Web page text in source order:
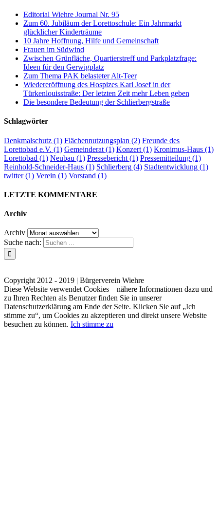
Editorial Wiehre Journal Nr. 95
Zum 60. Jubiläum der Lorettoschule: Ein Jahrmarkt
glücklicher Kinderträume
10 Jahre Hoffnung, Hilfe und Gemeinschaft
Frauen im Südwind
Zwischen Grünfläche, Quartierstreff und Parkplatzfrage:
Ideen für den Gerwigplatz
Zum Thema PAK belasteter Alt-Teer
Wiedereröffnung des Hospizes Karl Josef in der
Türkenlouisstraße: Der letzten Zeit mehr Leben geben
Die besondere Bedeutung der Schlierbergstraße
Schlagwörter
Denkmalschutz (1) Flächennutzungsplan (2) Freunde des
Lorettobad e.V. (1) Gemeinderat (1) Konzert (1) Kronimus-Haus (1)
Lorettobad (1) Neubau (1) Pressebericht (1) Pressemitteilung (1)
Reinhold-Schneider-Haus (1) Schlierberg (4) Stadtentwicklung (1)
twitter(1) Verein (1) Vorstand (1)
LETZTE KOMMENTARE
Archiv
Archiv
Suche nach:
Copyright 2012 - 2019 | Bürgerverein Wiehre
Diese Website verwendet Cookies – nähere Informationen dazu und
zu Ihren Rechten als Benutzer finden Sie in unserer
Datenschutzerklärung am Ende der Seite. Klicken Sie auf „Ich
stimme zu“, um Cookies zu akzeptieren und direkt unsere Website
besuchen zu können. Ich stimme zu